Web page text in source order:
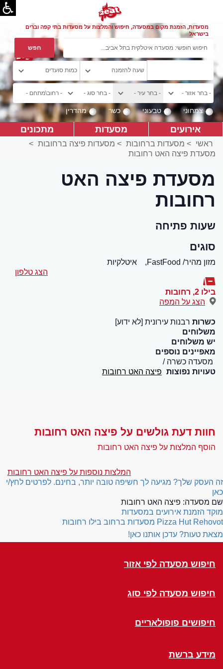
מסעדות, הזמנת מקום במסעדה, חיפוש והמלצות על מסעדות בתי קפה וברים
בישראל
צמחוני טבעוני כשר מהדרין
אירועים מסעדות מתכונים
ראשי > מסעדות ברחובות > מסעדות פיצה ברחובות >
מסעדת פיצה האט רחובות
מסעדת פיצה האט
רחובות
שעות פתיחה
סוגים
מזון מהיר/ FastFood,
איטלקיות
הצג טלפון
בילו 2 , רחובות
הצג על המפה
כשרות רבנות עירונית [לא ידוע]
משלוחים
יש משלוחים
מאפיינים נוספים
מסעדה כשרה
טעויות נפוצות פיצה האט רחובות
חוות דעת גולשים על פיצה האט רחובות
הוסף המלצות על פיצה האט רחובות
המלצות נוספות על פיצה האט רחובות
זה העסק שלך? מגיעה לך חשיפה טובה יותר, בחינם. לפרטים לחץ/י
כאן
שם מסעדה: פיצה האט רחובות
מוקד הזמנת אירועים במסעדות
Pizza Hut Rehovot מסעדות ברחוב בילו רחובות
מצאת טעות? עדכן אותנו כאן!
חיפוש מסעדה לפי אזור
חיפוש מסעדה לפי סוג
חיפושים פופולאריים
מידע ברשת